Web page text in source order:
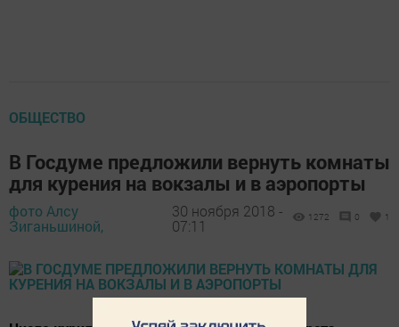
ОБЩЕСТВО
В Госдуме предложили вернуть комнаты
для курения на вокзалы и в аэропорты
фото Алсу
Зиганьшиной,
30 ноября 2018 -
07:11
1272 0 1